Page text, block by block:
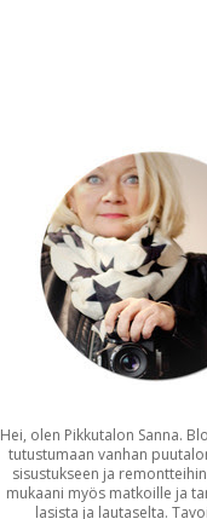
Hei, olen Pikkutalon Sanna.
tutustumaan vanhan
sisustukseen ja
mukaani myös matkoille ja
lasista ja lautaselta.